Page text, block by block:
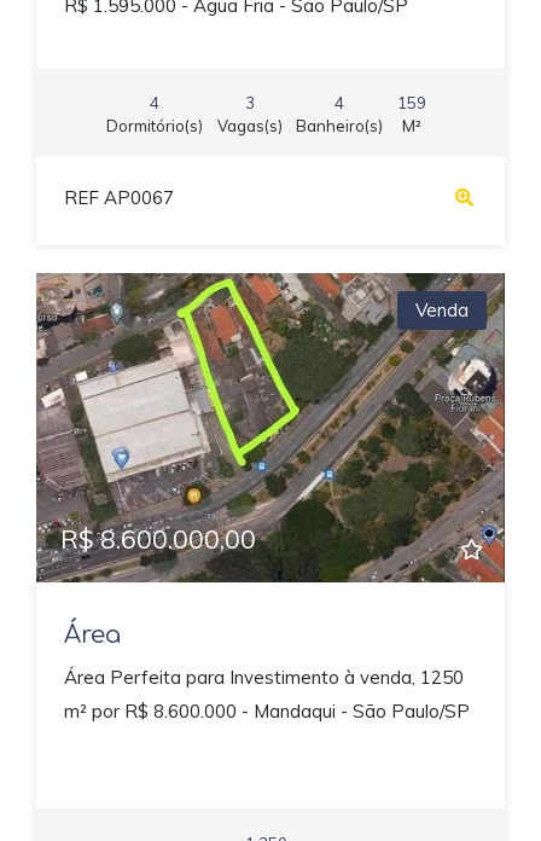
R$ 1.595.000 - Água Fria - São Paulo/SP
4
Dormitório(s)
3
Vagas(s)
4
Banheiro(s)
159
M²
REF AP0067
Venda
R$ 8.600.000,00
Área
Área Perfeita para Investimento à venda, 1250
m² por R$ 8.600.000 - Mandaqui - São Paulo/SP